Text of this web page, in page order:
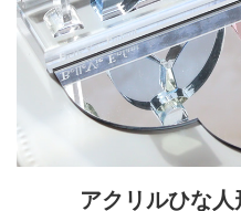
アクリルひな